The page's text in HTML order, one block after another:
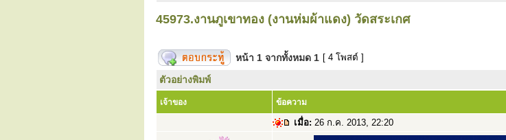
45973.งานภูเขาทอง (งานห่มผ้าแดง) วัดสระเกศ
หน้า 1 จากทั้งหมด 1 [ 4 โพสต์ ]
ตัวอย่างพิมพ์
เจ้าของ ข้อความ
เมื่อ: 26 ก.ค. 2013, 22:20